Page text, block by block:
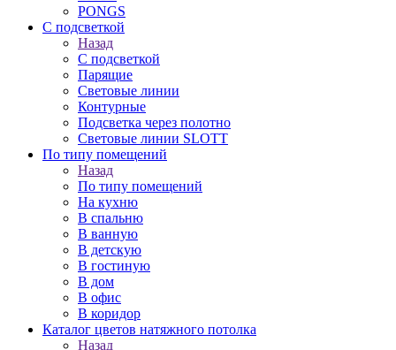
PONGS
С подсветкой
Назад
С подсветкой
Парящие
Световые линии
Контурные
Подсветка через полотно
Световые линии SLOTT
По типу помещений
Назад
По типу помещений
На кухню
В спальню
В ванную
В детскую
В гостиную
В дом
В офис
В коридор
Каталог цветов натяжного потолка
Назад